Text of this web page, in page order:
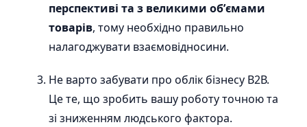
перспективі та з великими обʼємами
товарів, тому необхідно правильно
налагоджувати взаємовідносини.
Не варто забувати про облік бізнесу В2В.
Це те, що зробить вашу роботу точною та
зі зниженням людського фактора.